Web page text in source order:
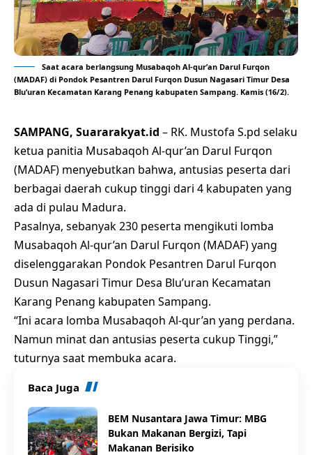
Saat acara berlangsung Musabaqoh Al-qur’an Darul Furqon
(MADAF) di Pondok Pesantren Darul Furqon Dusun Nagasari Timur Desa
Blu’uran Kecamatan Karang Penang kabupaten Sampang. Kamis (16/2).
SAMPANG, Suararakyat.id – RK. Mustofa S.pd selaku
ketua panitia Musabaqoh Al-qur’an Darul Furqon
(MADAF) menyebutkan bahwa, antusias peserta dari
berbagai daerah cukup tinggi dari 4 kabupaten yang
ada di pulau Madura.
Pasalnya, sebanyak 230 peserta mengikuti lomba
Musabaqoh Al-qur’an Darul Furqon (MADAF) yang
diselenggarakan Pondok Pesantren Darul Furqon
Dusun Nagasari Timur Desa Blu’uran Kecamatan
Karang Penang kabupaten Sampang.
“Ini acara lomba Musabaqoh Al-qur’an yang perdana.
Namun minat dan antusias peserta cukup Tinggi,”
tuturnya saat membuka acara.
Baca Juga
BEM Nusantara Jawa Timur: MBG
Bukan Makanan Bergizi, Tapi
Makanan Berisiko